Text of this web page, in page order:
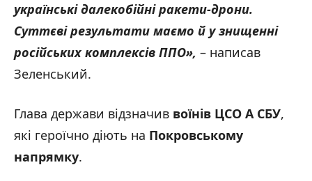
українські далекобійні ракети-дрони.
Суттєві результати маємо й у знищенні
російських комплексів ППО», – написав
Зеленський.
Глава держави відзначив воїнів ЦСО А СБУ,
які героїчно діють на Покровському
напрямку.